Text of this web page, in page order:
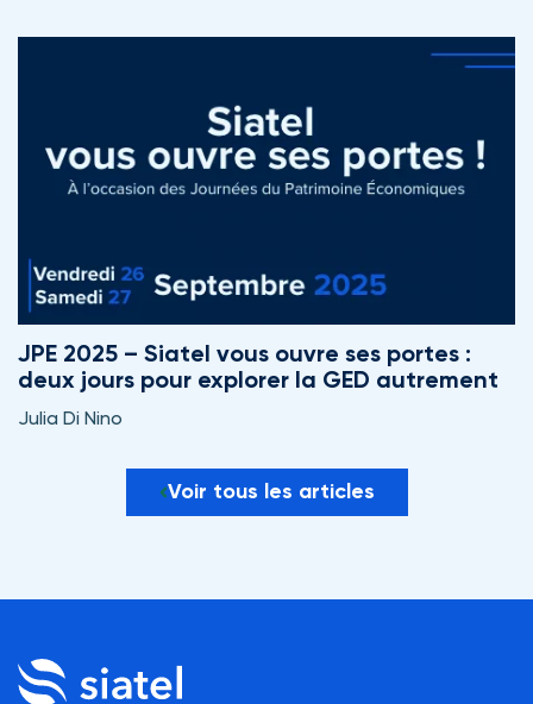
JPE 2025 – Siatel vous ouvre ses portes :
deux jours pour explorer la GED autrement
Julia Di Nino
Voir tous les articles